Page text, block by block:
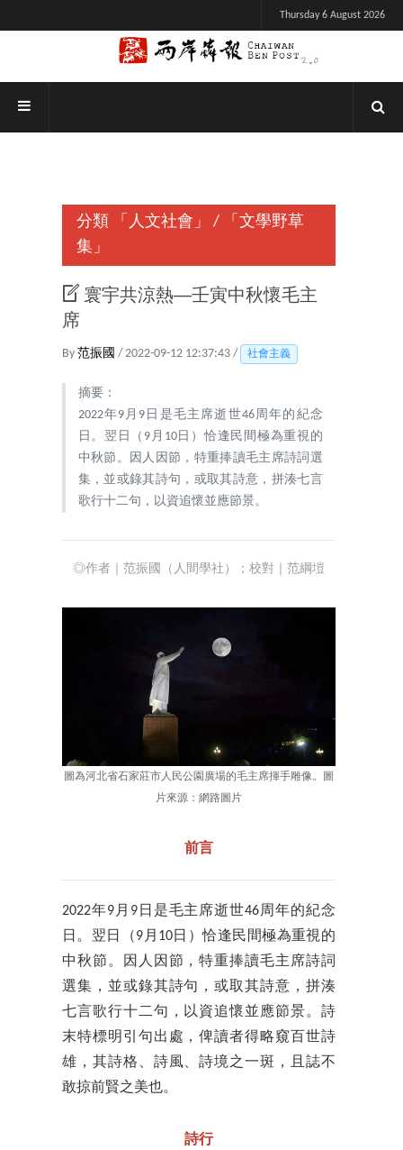
Thursday 6 August 2026
分類 「人文社會」 /
「文學野草
集」
寰宇共涼熱──壬寅中秋懷毛主
席
By 范振國 / 2022-09-12 12:37:43 / 社會主義
摘要：
2022年9月9日是毛主席逝世46周年的紀念
日。翌日（9月10日）恰逢民間極為重視的
中秋節。因人因節，特重捧讀毛主席詩詞選
集，並或錄其詩句，或取其詩意，拼湊七言
歌行十二句，以資追懷並應節景。
◎作者｜ 范振國（人間學社）；校對｜ 范綱塏
圖為河北省石家莊市人民公園廣場的毛主席揮手雕像。圖
片來源：網路圖片
前言
2022年9月9日是毛主席逝世46周年的紀念
日。翌日（9月10日）恰逢民間極為重視的
中秋節。因人因節，特重捧讀毛主席詩詞
選集，並或錄其詩句，或取其詩意，拼湊
七言歌行十二句，以資追懷並應節景。詩
末特標明引句出處，俾讀者得略窺百世詩
雄，其詩格、詩風、詩境之一斑，且誌不
敢掠前賢之美也。
詩行